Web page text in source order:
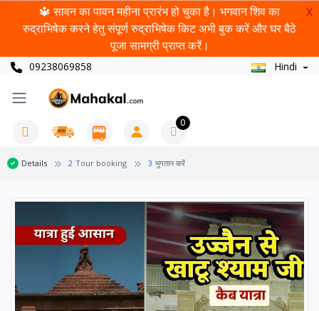
🔱 सावन का पावन महीना प्रारंभ हो चुका है। भगवान शिव का
रुद्राभिषेक करने हेतु संपूर्ण रुद्राभिषेक किट अभी बुक करें और घर बैठे
पूजा सामग्री प्राप्त करें।
X
09238069858 Hindi
0
Details 2 Tour booking 3 भुगतान करें